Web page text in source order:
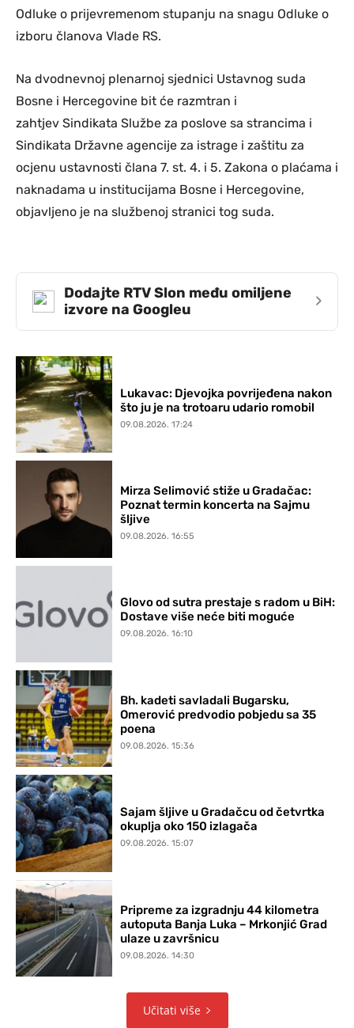
Odluke o prijevremenom stupanju na snagu Odluke o
izboru članova Vlade RS.
Na dvodnevnoj plenarnoj sjednici Ustavnog suda
Bosne i Hercegovine bit će razmtran i
zahtjev Sindikata Službe za poslove sa strancima i
Sindikata Državne agencije za istrage i zaštitu za
ocjenu ustavnosti člana 7. st. 4. i 5. Zakona o plaćama i
naknadama u institucijama Bosne i Hercegovine,
objavljeno je na službenoj stranici tog suda.
Dodajte RTV Slon među omiljene
izvore na Googleu
›
Lukavac: Djevojka povrijeđena nakon
što ju je na trotoaru udario romobil
09.08.2026. 17:24
Mirza Selimović stiže u Gradačac:
Poznat termin koncerta na Sajmu
šljive
09.08.2026. 16:55
Glovo od sutra prestaje s radom u BiH:
Dostave više neće biti moguće
09.08.2026. 16:10
Bh. kadeti savladali Bugarsku,
Omerović predvodio pobjedu sa 35
poena
09.08.2026. 15:36
Sajam šljive u Gradačcu od četvrtka
okuplja oko 150 izlagača
09.08.2026. 15:07
Pripreme za izgradnju 44 kilometra
autoputa Banja Luka – Mrkonjić Grad
ulaze u završnicu
09.08.2026. 14:30
Učitati više